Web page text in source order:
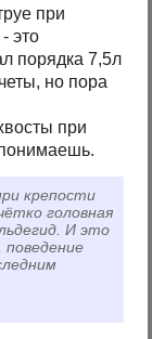
при
это
порядка 7,5л
но пора
при
крепости
головная
И это
поведение